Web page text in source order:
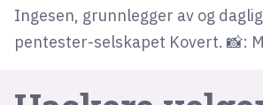
Ingesen, grunnlegger av og
pentester-selskapet Kovert. 📸:
nyhetsbrev
kode24-klubben